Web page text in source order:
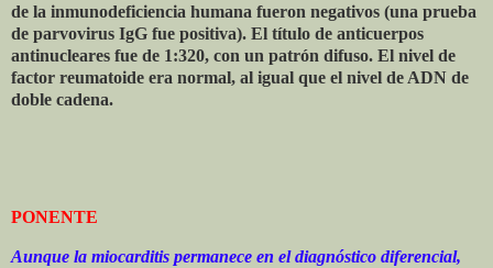
de la inmunodeficiencia humana fueron negativos (una prueba
de parvovirus IgG fue positiva). El título de anticuerpos
antinucleares fue de 1:320, con un patrón difuso. El nivel de
factor reumatoide era normal, al igual que el nivel de ADN de
doble cadena.
PONENTE
Aunque la miocarditis permanece en el diagnóstico diferencial,